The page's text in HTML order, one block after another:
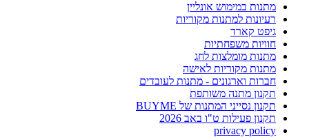
מתנות במימוש אונליין
רעיונות למתנות מקוריות
גיפט קארד
חוויות משפחתיות
מתנות מומלצות לחג
מתנות מקוריות לאישה
חברות וארגונים - מתנות לעובדים
תקנון מתנה משותפת
תקנון נסייני המתנות של BUYME
תקנון פעילות ט"ו באב 2026
privacy policy